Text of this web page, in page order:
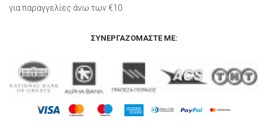
για παραγγελίες άνω των €10
ΣΥΝΕΡΓΑΖΌΜΑΣΤΕ ΜΕ: